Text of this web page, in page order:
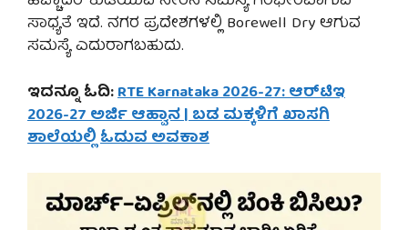
ಸಾಧ್ಯತೆ ಇದೆ. ನಗರ ಪ್ರದೇಶಗಳಲ್ಲಿ Borewell Dry ಆಗುವ
ಸಮಸ್ಯೆ ಎದುರಾಗಬಹುದು.
ಇದನ್ನೂ ಓದಿ:RTE Karnataka 2026-27: ಆರ್‌ಟಿಇ
2026-27 ಅರ್ಜಿ ಆಹ್ವಾನ | ಬಡ ಮಕ್ಕಳಿಗೆ ಖಾಸಗಿ
ಶಾಲೆಯಲ್ಲಿ ಓದುವ ಅವಕಾಶ